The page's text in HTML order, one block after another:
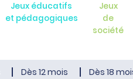
Jeux éducatifs
et pédagogiques
Jeux
de
société
Dès 12 mois Dès 18